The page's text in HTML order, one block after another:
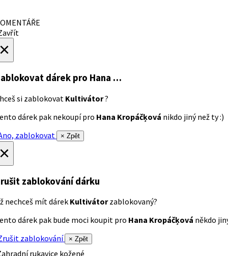
dárek pro Hana …
si zablokovat Kultivátor?
dárek pak nekoupí pro Hana Kropáčķová nikdo jiný než ty :)
zablokovat
× Zpět
zablokování dárku
nechceš mít dárek Kultivátorzablokovaný?
dárek pak bude moci koupit pro Hana Kropáčķová někdo
zablokování
× Zpět